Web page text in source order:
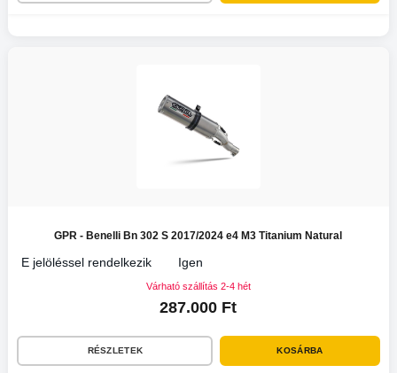
GPR - Benelli Bn 302 S 2017/2024 e4 M3 Titanium Natural
E jelöléssel rendelkezik Igen
Várható szállítás 2-4 hét
287.000 Ft
RÉSZLETEK KOSÁRBA